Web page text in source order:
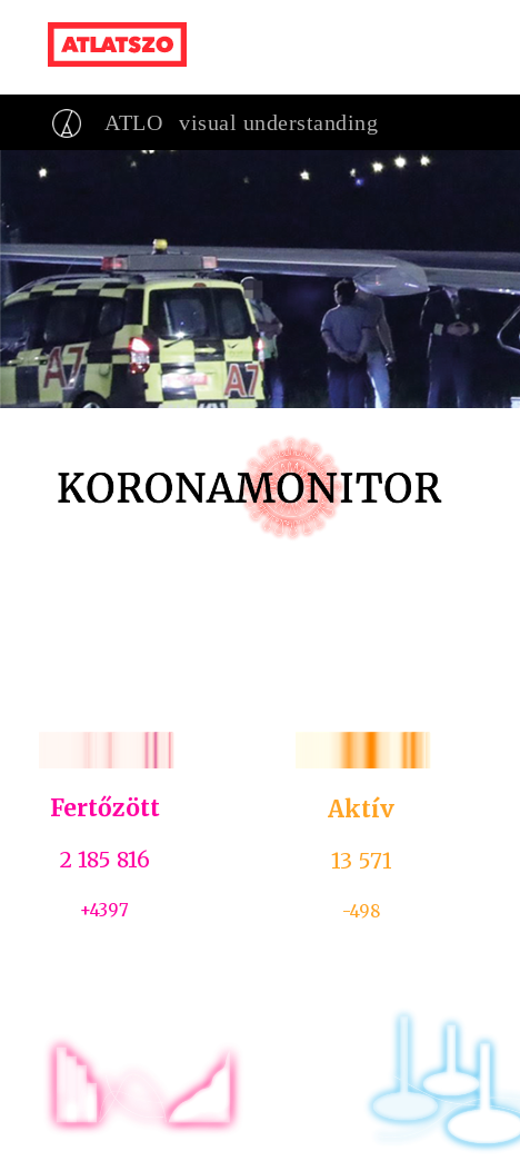
ATLO visual understanding